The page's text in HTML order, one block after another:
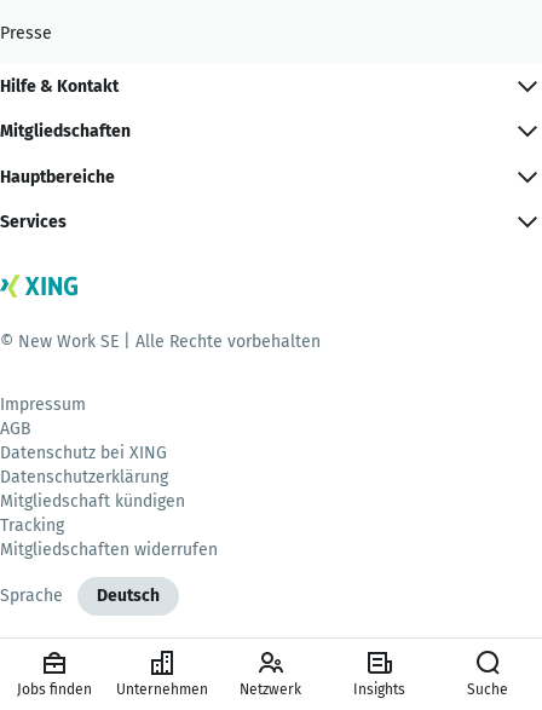
Presse
Hilfe & Kontakt
Mitgliedschaften
Hauptbereiche
Services
© New Work SE | Alle Rechte vorbehalten
Impressum
AGB
Datenschutz bei XING
Datenschutzerklärung
Mitgliedschaft kündigen
Tracking
Mitgliedschaften widerrufen
Sprache Deutsch
Jobs finden Unternehmen Netzwerk Insights Suche